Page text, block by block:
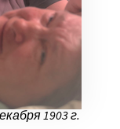
Мария
1903 г.